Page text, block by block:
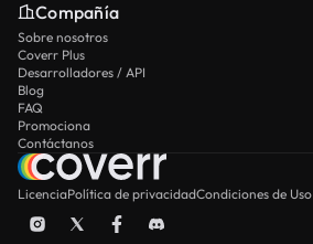
Compañía
Sobre nosotros
Coverr Plus
Desarrolladores / API
Blog
FAQ
Promociona
Contáctanos
LicenciaPolítica de privacidadCondiciones de Uso